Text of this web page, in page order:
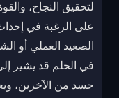
لتحقيق النجاح،
على الرغبة في
الصعيد العملي أو
في الحلم قد يشير
حسد من الآخرين،